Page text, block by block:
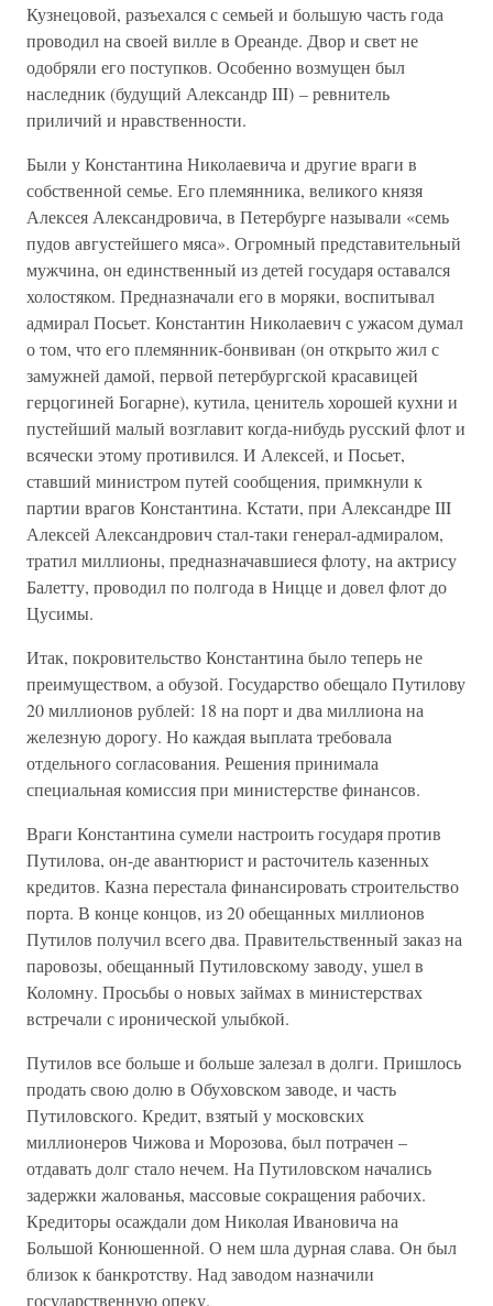
Кузнецовой, разъехался с семьей и большую часть года
проводил на своей вилле в Ореанде. Двор и свет не
одобряли его поступков. Особенно возмущен был
наследник (будущий Александр III) – ревнитель
приличий и нравственности.
Были у Константина Николаевича и другие враги в
собственной семье. Его племянника, великого князя
Алексея Александровича, в Петербурге называли «семь
пудов августейшего мяса». Огромный представительный
мужчина, он единственный из детей государя оставался
холостяком. Предназначали его в моряки, воспитывал
адмирал Посьет. Константин Николаевич с ужасом думал
о том, что его племянник-бонвиван (он открыто жил с
замужней дамой, первой петербургской красавицей
герцогиней Богарне), кутила, ценитель хорошей кухни и
пустейший малый возглавит когда-нибудь русский флот и
всячески этому противился. И Алексей, и Посьет,
ставший министром путей сообщения, примкнули к
партии врагов Константина. Кстати, при Александре III
Алексей Александрович стал-таки генерал-адмиралом,
тратил миллионы, предназначавшиеся флоту, на актрису
Балетту, проводил по полгода в Ницце и довел флот до
Цусимы.
Итак, покровительство Константина было теперь не
преимуществом, а обузой. Государство обещало Путилову
20 миллионов рублей: 18 на порт и два миллиона на
железную дорогу. Но каждая выплата требовала
отдельного согласования. Решения принимала
специальная комиссия при министерстве финансов.
Враги Константина сумели настроить государя против
Путилова, он-де авантюрист и расточитель казенных
кредитов. Казна перестала финансировать строительство
порта. В конце концов, из 20 обещанных миллионов
Путилов получил всего два. Правительственный заказ на
паровозы, обещанный Путиловскому заводу, ушел в
Коломну. Просьбы о новых займах в министерствах
встречали с иронической улыбкой.
Путилов все больше и больше залезал в долги. Пришлось
продать свою долю в Обуховском заводе, и часть
Путиловского. Кредит, взятый у московских
миллионеров Чижова и Морозова, был потрачен –
отдавать долг стало нечем. На Путиловском начались
задержки жалованья, массовые сокращения рабочих.
Кредиторы осаждали дом Николая Ивановича на
Большой Конюшенной. О нем шла дурная слава. Он был
близок к банкротству. Над заводом назначили
государственную опеку.